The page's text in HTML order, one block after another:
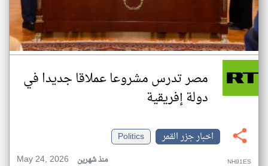
مصر تدرس مشروعا عملاقا جديدا في
دولة إفريقية
اخبار جزر القمر
Politics
May 24, 2026
منذ شهرين NH91ES